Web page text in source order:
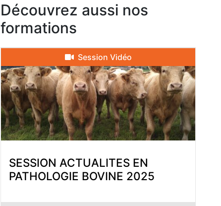
Découvrez aussi nos
formations
Session Vidéo
SESSION ACTUALITES EN
PATHOLOGIE BOVINE 2025